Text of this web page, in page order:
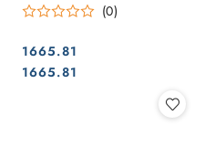
(0)
Cena:
1665.81
Cena:
1665.81